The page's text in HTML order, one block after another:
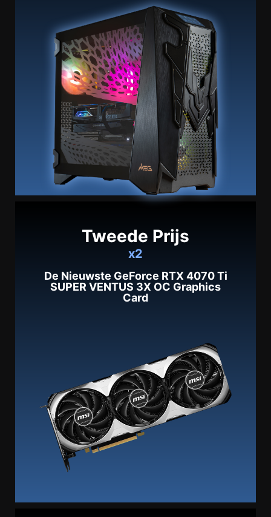
Tweede Prijs
x2
De Nieuwste GeForce RTX 4070 Ti
SUPER VENTUS 3X OC Graphics
Card